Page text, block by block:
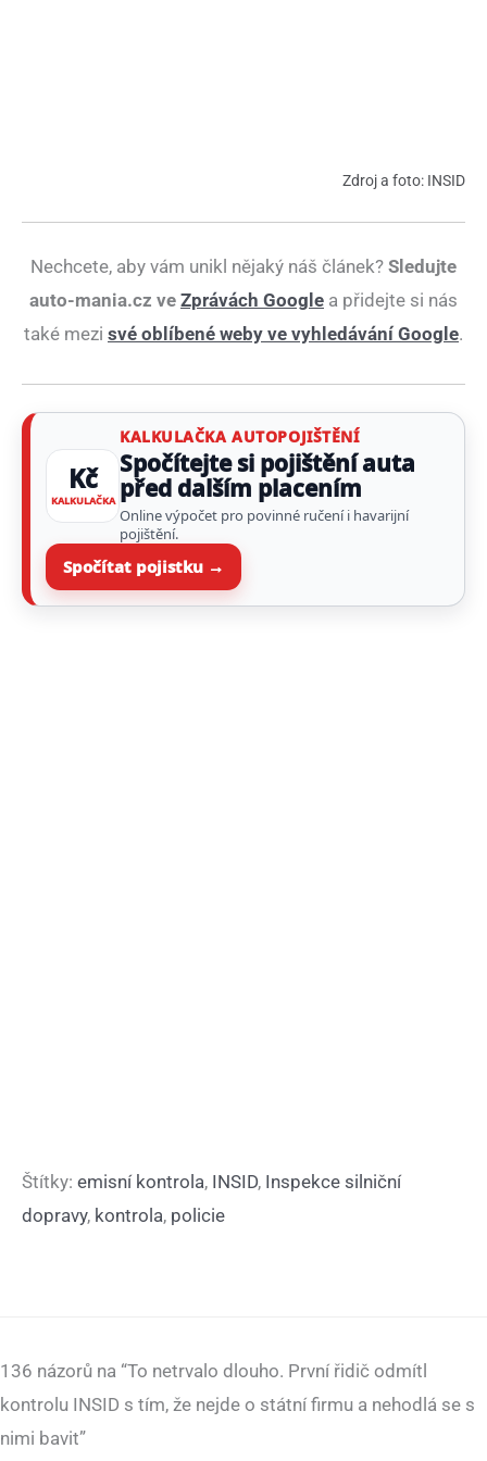
Zdroj a foto: INSID
Nechcete, aby vám unikl nějaký náš článek? Sledujte
auto-mania.cz ve Zprávách Google a přidejte si nás
také mezi své oblíbené weby ve vyhledávání Google.
Kč
KALKULAČKA
KALKULAČKA AUTOPOJIŠTĚNÍ
Spočítejte si pojištění auta
před dalším placením
Online výpočet pro povinné ručení i havarijní
pojištění.
Spočítat pojistku →
Štítky: emisní kontrola, INSID, Inspekce silniční
dopravy, kontrola, policie
136 názorů na “To netrvalo dlouho. První řidič odmítl
kontrolu INSID s tím, že nejde o státní firmu a nehodlá se s
nimi bavit”